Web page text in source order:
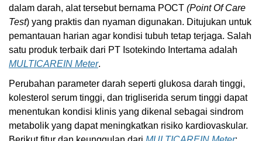
dalam darah, alat tersebut bernama POCT (Point Of Care
Test) yang praktis dan nyaman digunakan. Ditujukan untuk
pemantauan harian agar kondisi tubuh tetap terjaga. Salah
satu produk terbaik dari PT Isotekindo Intertama adalah
MULTICAREIN Meter.
Perubahan parameter darah seperti glukosa darah tinggi,
kolesterol serum tinggi, dan trigliserida serum tinggi dapat
menentukan kondisi klinis yang dikenal sebagai sindrom
metabolik yang dapat meningkatkan risiko kardiovaskular.